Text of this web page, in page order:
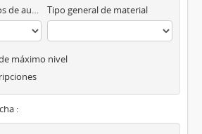
Régimen de derechos de autor Tipo general de material
máximo nivel
: